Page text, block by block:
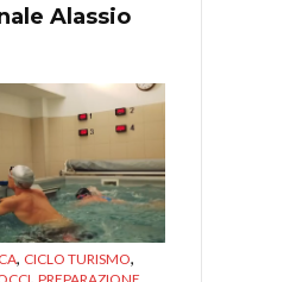
Alassio
, CICLO TURISMO,
,